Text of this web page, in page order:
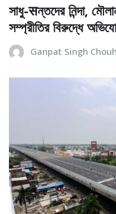
সাধু-सন্তদের নিন্দা,
সম্প্রীতির বিরুদ্ধে
Ganpat Singh